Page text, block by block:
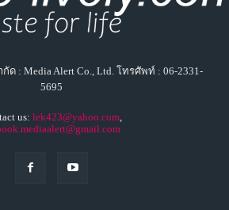
ด : Media Alert Co., Ltd. โทรศัพท์ : 06-2331-
5695
us: lek423@yahoo.com,